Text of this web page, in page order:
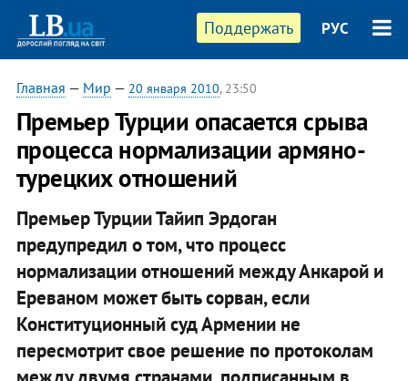
Поддержать РУС
Главная — Мир — 20 января 2010, 23:50
Премьер Турции опасается срыва
процесса нормализации армяно-
турецких отношений
Премьер Турции Тайип Эрдоган
предупредил о том, что процесс
нормализации отношений между Анкарой и
Ереваном может быть сорван, если
Конституционный суд Армении не
пересмотрит свое решение по протоколам